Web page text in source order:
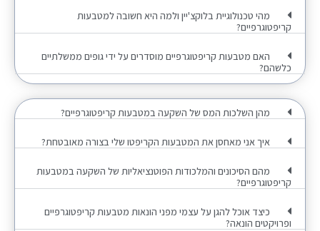
מהי טכנולוגיית בלוקצ'יין ולמה היא חשובה למטבעות
קריפטוגרפיים?
האם מטבעות קריפטוגרפיים מוסדרים על ידי גופים ממשלתיים
כלשהם?
מהן השלכות המס של השקעה במטבעות קריפטוגרפיים?
איך אני מאחסן את המטבעות הקריפטו שלי בצורה מאובטחת?
מהם הסיכונים והמלכודות הפוטנציאליות של השקעה במטבעות
קריפטוגרפיים?
כיצד אוכל להגן על עצמי מפני הונאות מטבעות קריפטוגרפיים
ופרויקטים הונאה?